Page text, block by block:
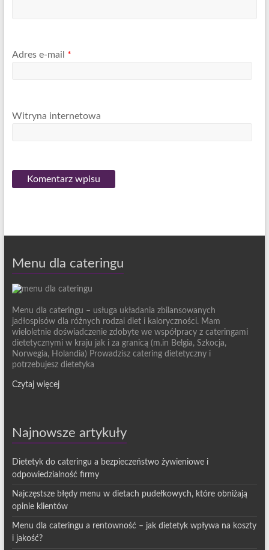
Adres e-mail *
Witryna internetowa
Menu dla cateringu
Menu dla cateringu – usługa układania zbilansowanych
jadłospisów dla różnych rodzai diet i kaloryczności. Mam
wieloletnie doświadczenie zdobyte we współpracy z cateringami
dietetycznymi w kraju jak i za granicą (m.in Belgia, Szkocja,
Norwegia, Holandia) Prowadzisz catering dietetyczny i
potrzebujesz dietetyka
Czytaj więcej
Najnowsze artykuły
Dietetyk do cateringu a bezpieczeństwo żywieniowe i
odpowiedzialność firmy
Najczęstsze błędy menu w dietach pudełkowych, które obniżają
opinie klientów
Menu dla cateringu a rentowność – jak dietetyk wpływa na koszty
i jakość?